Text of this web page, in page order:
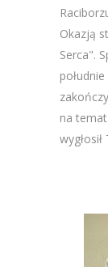
Okazją
Serca".
na